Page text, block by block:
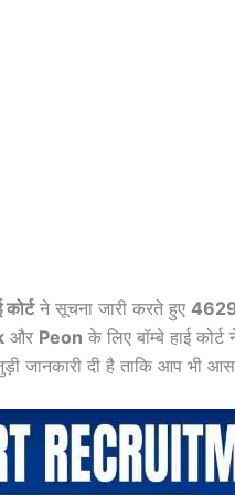
कोर्टने सूचना जारी करते हुए
और Peon के लिए बॉम्बे हाई
जानकारी दी है ताकि आप भी